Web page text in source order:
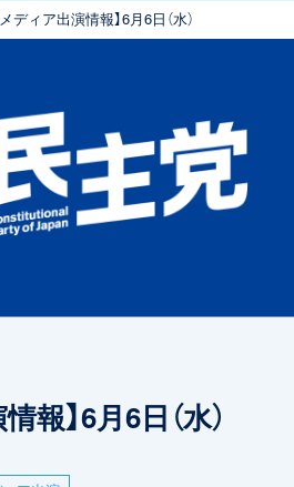
メディア出演情報】6月6日（水）
報】6月6日（水）